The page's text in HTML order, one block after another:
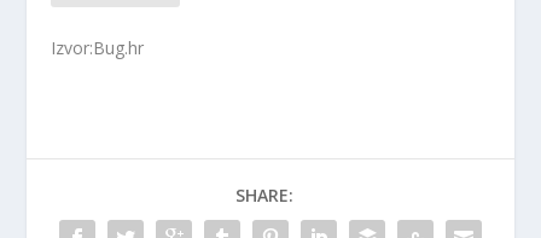
Izvor:Bug.hr
SHARE: